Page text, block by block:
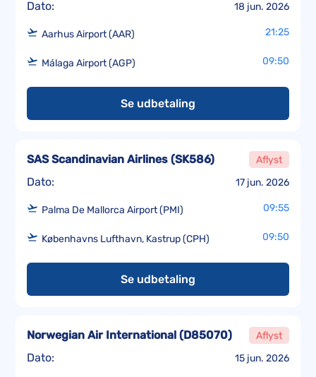
Dato: 18 jun. 2026
Aarhus Airport (AAR) 21:25
Málaga Airport (AGP) 09:50
Se udbetaling
Dato: 17 jun. 2026
SAS Scandinavian Airlines (SK586) Aflyst
Palma De Mallorca Airport (PMI) 09:55
Københavns Lufthavn, Kastrup (CPH) 09:50
Se udbetaling
Dato: 15 jun. 2026
Norwegian Air International (D85070) Aflyst